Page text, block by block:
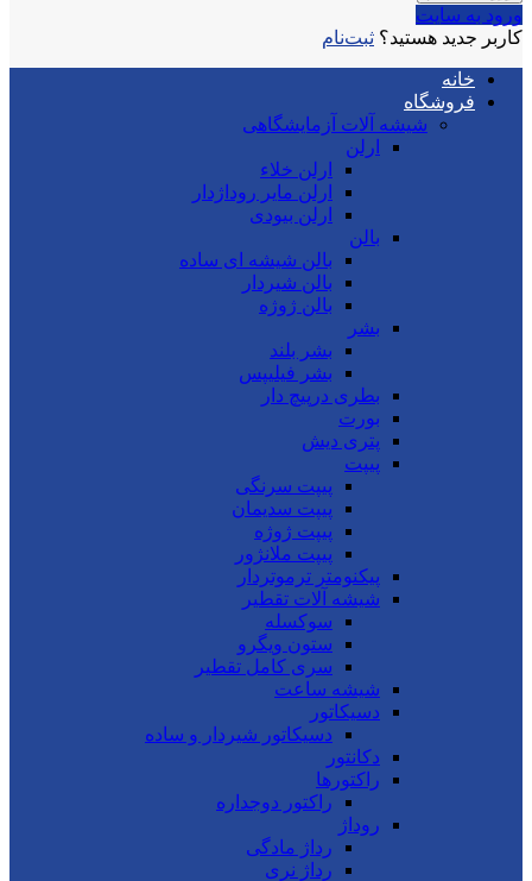
ورود به سایت
کاربر جدید هستید؟ ثبت‌نام
خانه
فروشگاه
شیشه آلات آزمایشگاهی
ارلن
ارلن خلاء
ارلن مایر روداژدار
ارلن بیودی
بالن
بالن شیشه ای ساده
بالن شیردار
بالن ژوژه
بشر
بشر بلند
بشر فیلیپس
بطری درپیچ دار
بورت
پتری دیش
پیپت
پیپت سرنگی
پیپت سدیمان
پیپت ژوژه
پیپت ملانژور
پیکنومتر ترموتردار
شیشه آلات تقطیر
سوکسله
ستون ویگرو
سری کامل تقطیر
شیشه ساعت
دسیکاتور
دسیکاتور شیردار و ساده
دکانتور
راکتورها
راکتور دوجداره
روداژ
رداژ مادگی
رداژ نری